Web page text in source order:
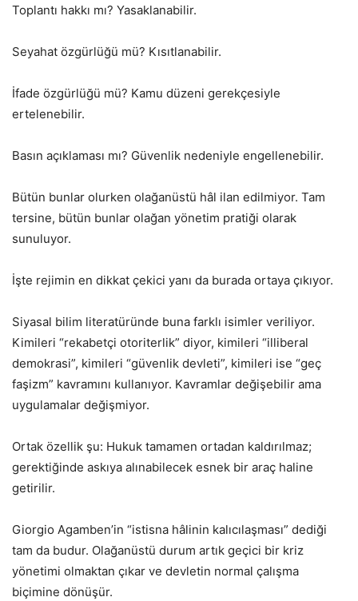
Toplantı hakkı mı? Yasaklanabilir.
Seyahat özgürlüğü mü? Kısıtlanabilir.
İfade özgürlüğü mü? Kamu düzeni gerekçesiyle
ertelenebilir.
Basın açıklaması mı? Güvenlik nedeniyle engellenebilir.
Bütün bunlar olurken olağanüstü hâl ilan edilmiyor. Tam
tersine, bütün bunlar olağan yönetim pratiği olarak
sunuluyor.
İşte rejimin en dikkat çekici yanı da burada ortaya çıkıyor.
Siyasal bilim literatüründe buna farklı isimler veriliyor.
Kimileri “rekabetçi otoriterlik” diyor, kimileri “illiberal
demokrasi”, kimileri “güvenlik devleti”, kimileri ise “geç
faşizm” kavramını kullanıyor. Kavramlar değişebilir ama
uygulamalar değişmiyor.
Ortak özellik şu: Hukuk tamamen ortadan kaldırılmaz;
gerektiğinde askıya alınabilecek esnek bir araç haline
getirilir.
Giorgio Agamben’in “istisna hâlinin kalıcılaşması” dediği
tam da budur. Olağanüstü durum artık geçici bir kriz
yönetimi olmaktan çıkar ve devletin normal çalışma
biçimine dönüşür.